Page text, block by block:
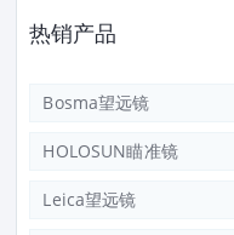
热销产品
Bosma望远镜
HOLOSUN瞄准镜
Leica望远镜